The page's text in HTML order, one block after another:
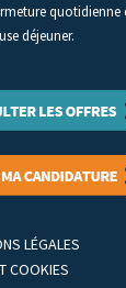
déjeuner.
LÉGALES
COOKIES